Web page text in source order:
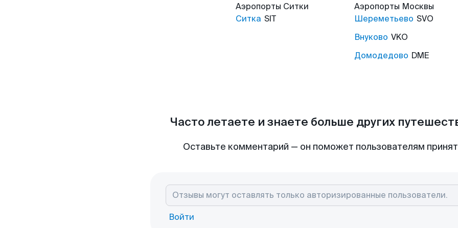
Аэропорты Ситки
Ситка SIT
Аэропорты Москвы
Шереметьево SVO
Внуково VKO
Домодедово DME
Часто летаете и знаете больше других
Оставьте комментарий — он поможет пользователям
Войти